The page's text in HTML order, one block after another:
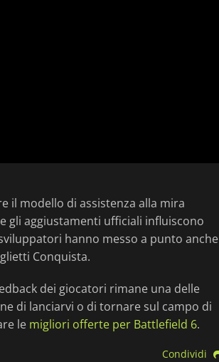
il modello di assistenza alla mira
gli aggiustamenti ufficiali influiscono
hanno messo a punto anche
Conquista.
dei giocatori rimane una delle
di lanciarvi o di tornare sul campo di
le migliori offerte per Battlefield 6.
Condividi